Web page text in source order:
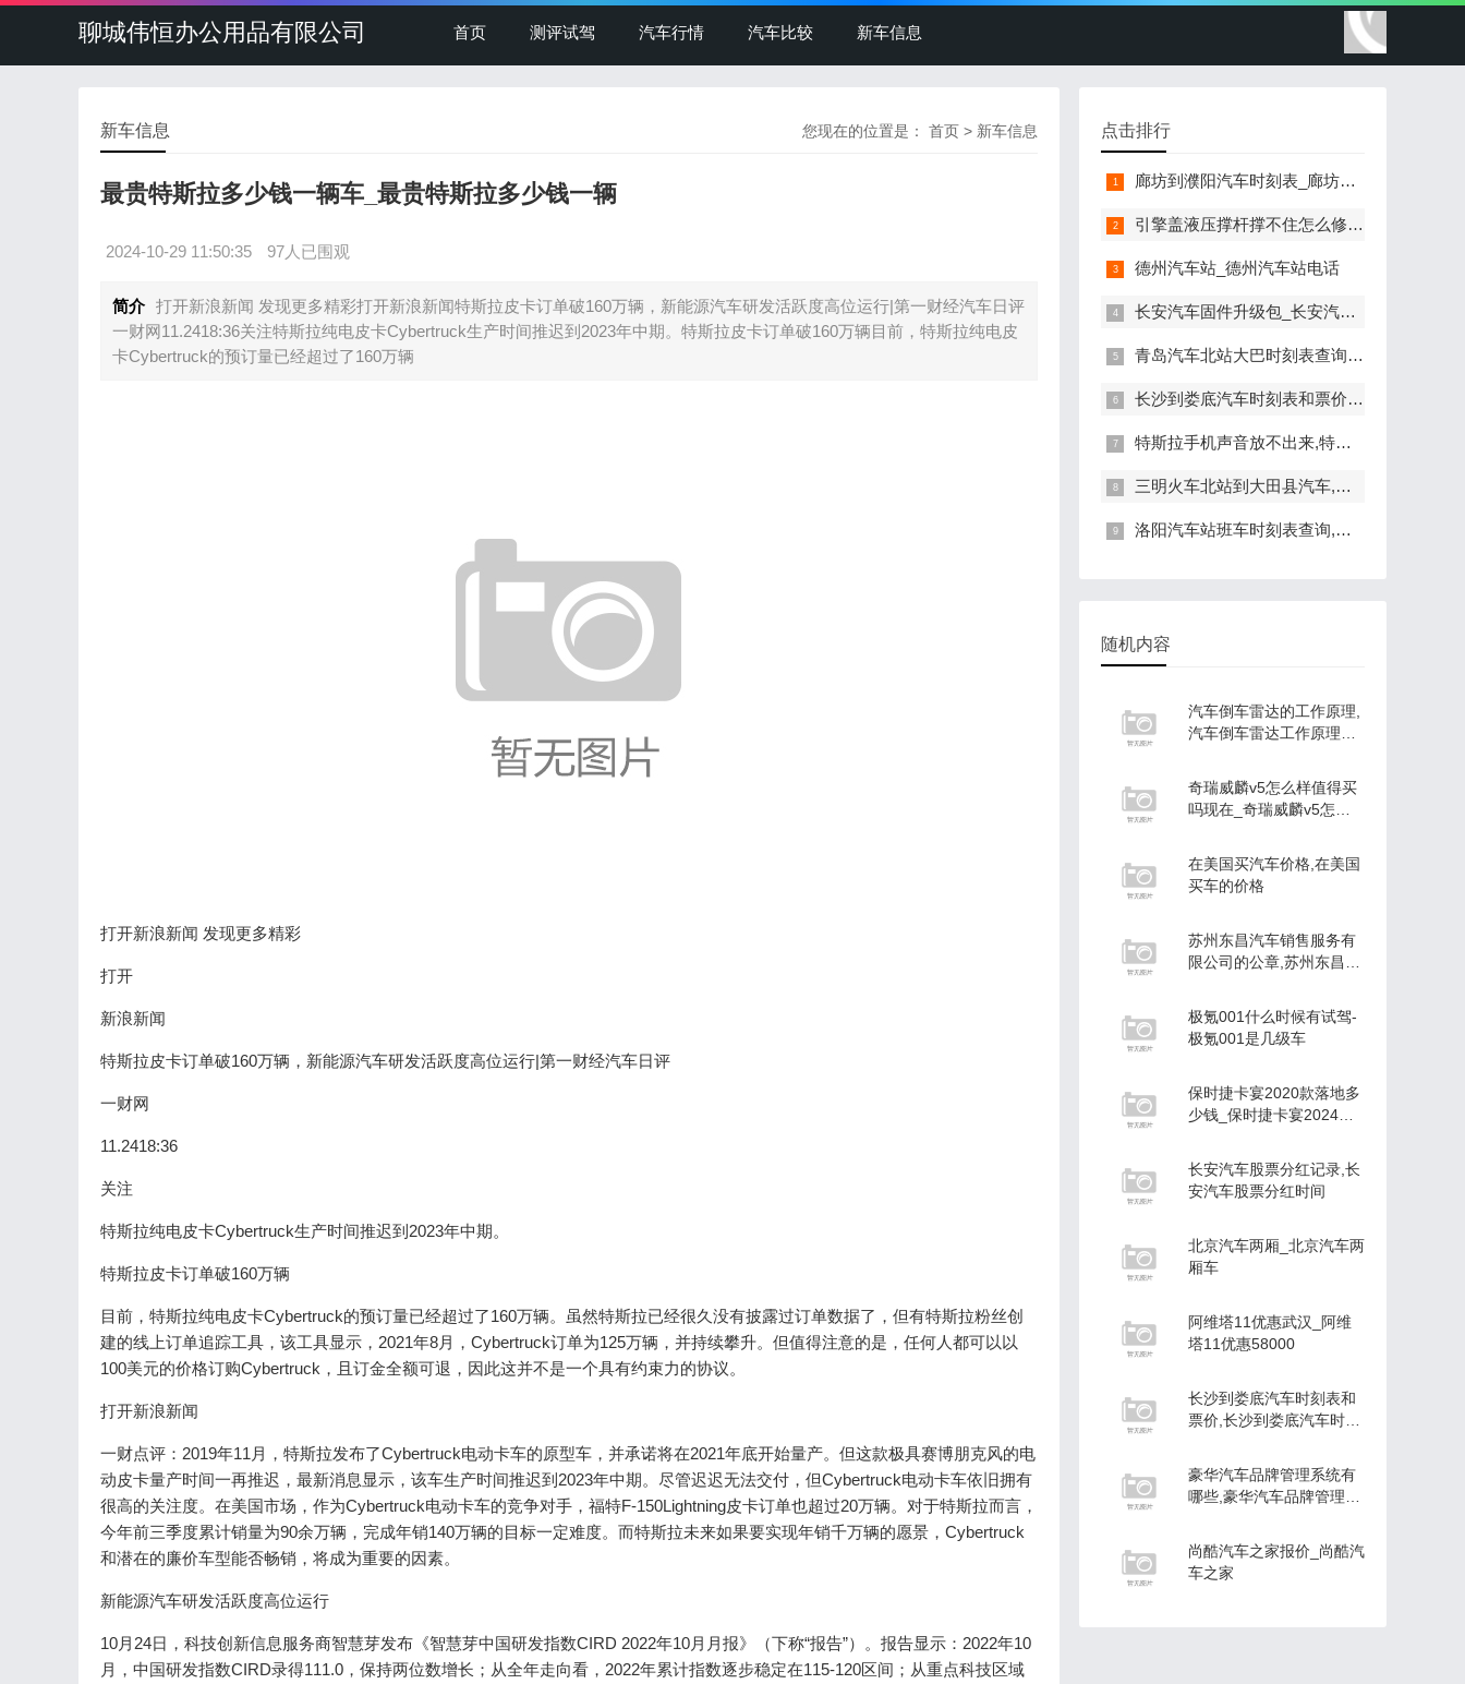
聊城伟恒办公用品有限公司 首页 测评试驾 汽车行情 汽车比较 新车信息
您现在的位置是： 首页 > 新车信息
新车信息
最贵特斯拉多少钱一辆车_最贵特斯拉多少钱一辆
2024-10-29 11:50:35 97人已围观
简介 打开新浪新闻 发现更多精彩打开新浪新闻特斯拉皮卡订单破160万辆，新能源汽车研发活跃度高位运行|第一财经汽车日评
一财网11.2418:36关注特斯拉纯电皮卡Cybertruck生产时间推迟到2023年中期。特斯拉皮卡订单破160万辆目前，特斯拉纯电皮
卡Cybertruck的预订量已经超过了160万辆
打开新浪新闻 发现更多精彩
打开
新浪新闻
特斯拉皮卡订单破160万辆，新能源汽车研发活跃度高位运行|第一财经汽车日评
一财网
11.2418:36
关注
特斯拉纯电皮卡Cybertruck生产时间推迟到2023年中期。
特斯拉皮卡订单破160万辆
目前，特斯拉纯电皮卡Cybertruck的预订量已经超过了160万辆。虽然特斯拉已经很久没有披露过订单数据了，但有特斯拉粉丝创
建的线上订单追踪工具，该工具显示，2021年8月，Cybertruck订单为125万辆，并持续攀升。但值得注意的是，任何人都可以以
100美元的价格订购Cybertruck，且订金全额可退，因此这并不是一个具有约束力的协议。
打开新浪新闻
一财点评：2019年11月，特斯拉发布了Cybertruck电动卡车的原型车，并承诺将在2021年底开始量产。但这款极具赛博朋克风的电
动皮卡量产时间一再推迟，最新消息显示，该车生产时间推迟到2023年中期。尽管迟迟无法交付，但Cybertruck电动卡车依旧拥有
很高的关注度。在美国市场，作为Cybertruck电动卡车的竞争对手，福特F-150Lightning皮卡订单也超过20万辆。对于特斯拉而言，
今年前三季度累计销量为90余万辆，完成年销140万辆的目标一定难度。而特斯拉未来如果要实现年销千万辆的愿景，Cybertruck
和潜在的廉价车型能否畅销，将成为重要的因素。
新能源汽车研发活跃度高位运行
10月24日，科技创新信息服务商智慧芽发布《智慧芽中国研发指数CIRD 2022年10月月报》（下称“报告”）。报告显示：2022年10
月，中国研发指数CIRD录得111.0，保持两位数增长；从全年走向看，2022年累计指数逐步稳定在115-120区间；从重点科技区域
点击排行
廊坊到濮阳汽车时刻表_廊坊到濮阳市大巴一天有几次
引擎盖液压撑杆撑不住怎么修,汽车引擎盖液压撑杆
德州汽车站_德州汽车站电话
长安汽车固件升级包_长安汽车固件升级
青岛汽车北站大巴时刻表查询_青岛汽车北站大巴时刻表
长沙到娄底汽车时刻表和票价,长沙到娄底汽车时刻表
特斯拉手机声音放不出来,特斯拉手机声音放不出来怎么办
三明火车北站到大田县汽车,三明汽车北站到大田时刻表高速
洛阳汽车站班车时刻表查询,洛阳汽车站班车时刻表查询电话
随机内容
汽车倒车雷达的工作原理,
汽车倒车雷达工作原理是
奇瑞威麟v5怎么样值得买
吗现在_奇瑞威麟v5怎么
在美国买汽车价格,在美国
买车的价格
苏州东昌汽车销售服务有
限公司的公章,苏州东昌大
极氪001什么时候有试驾-
极氪001是几级车
保时捷卡宴2020款落地多
少钱_保时捷卡宴2024款
长安汽车股票分红记录,长
安汽车股票分红时间
北京汽车两厢_北京汽车两
厢车
阿维塔11优惠武汉_阿维
塔11优惠58000
长沙到娄底汽车时刻表和
票价,长沙到娄底汽车时刻
豪华汽车品牌管理系统有
哪些,豪华汽车品牌管理系
尚酷汽车之家报价_尚酷汽
车之家